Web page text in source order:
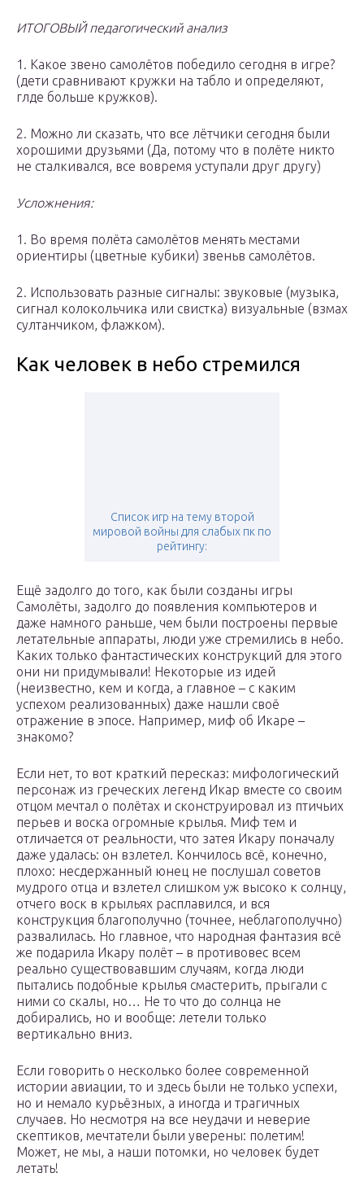
ИТОГОВЫЙ педагогический анализ
1. Какое звено самолётов победило сегодня в игре?
(дети сравнивают кружки на табло и определяют,
глде больше кружков).
2. Можно ли сказать, что все лётчики сегодня были
хорошими друзьями (Да, потому что в полёте никто
не сталкивался, все вовремя уступали друг другу)
Усложнения:
1. Во время полёта самолётов менять местами
ориентиры (цветные кубики) звеньв самолётов.
2. Использовать разные сигналы: звуковые (музыка,
сигнал колокольчика или свистка) визуальные (взмах
султанчиком, флажком).
Как человек в небо стремился
Список игр на тему второй
мировой войны для слабых пк по
рейтингу:
Ещё задолго до того, как были созданы игры
Самолёты, задолго до появления компьютеров и
даже намного раньше, чем были построены первые
летательные аппараты, люди уже стремились в небо.
Каких только фантастических конструкций для этого
они ни придумывали! Некоторые из идей
(неизвестно, кем и когда, а главное – с каким
успехом реализованных) даже нашли своё
отражение в эпосе. Например, миф об Икаре –
знакомо?
Если нет, то вот краткий пересказ: мифологический
персонаж из греческих легенд Икар вместе со своим
отцом мечтал о полётах и сконструировал из птичьих
перьев и воска огромные крылья. Миф тем и
отличается от реальности, что затея Икару поначалу
даже удалась: он взлетел. Кончилось всё, конечно,
плохо: несдержанный юнец не послушал советов
мудрого отца и взлетел слишком уж высоко к солнцу,
отчего воск в крыльях расплавился, и вся
конструкция благополучно (точнее, неблагополучно)
развалилась. Но главное, что народная фантазия всё
же подарила Икару полёт – в противовес всем
реально существовавшим случаям, когда люди
пытались подобные крылья смастерить, прыгали с
ними со скалы, но… Не то что до солнца не
добирались, но и вообще: летели только
вертикально вниз.
Если говорить о несколько более современной
истории авиации, то и здесь были не только успехи,
но и немало курьёзных, а иногда и трагичных
случаев. Но несмотря на все неудачи и неверие
скептиков, мечтатели были уверены: полетим!
Может, не мы, а наши потомки, но человек будет
летать!